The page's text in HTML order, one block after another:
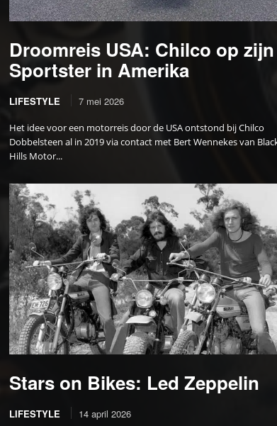
Droomreis USA: Chilco op zijn
Sportster in Amerika
LIFESTYLE 7 mei 2026
Het idee voor een motorreis door de USA ontstond bij Chilco
Dobbelsteen al in 2019 via contact met Bert Wennekes van
Hills Motor...
Stars on Bikes: Led Zeppelin
LIFESTYLE 14 april 2026